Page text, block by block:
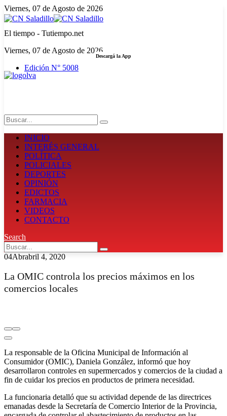
Viernes, 07 de Agosto de 2026
El tiempo - Tutiempo.net
Viernes, 07 de Agosto de 2026
Edición N° 5008
Descargá la App
INICIO
INTERÉS GENERAL
POLÍTICA
POLICIALES
DEPORTES
OPINIÓN
EDICTOS
FARMACIA
VIDEOS
CONTACTO
Search
04Abrabril 4, 2020
La OMIC controla los precios máximos en los
comercios locales
La responsable de la Oficina Municipal de Información al
Consumidor (OMIC), Daniela González, informó que hoy
desarrollaron controles en supermercados y comercios de la ciudad a
fin de cuidar los precios en productos de primera necesidad.
La funcionaria detalló que su actividad depende de las directrices
emanadas desde la Secretaría de Comercio Interior de la Provincia,